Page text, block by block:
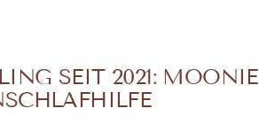
SEIT 2021: MOONIE